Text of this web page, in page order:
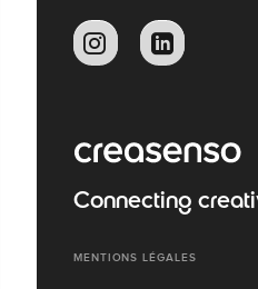
Connecting
MENTIONS LÉGALES